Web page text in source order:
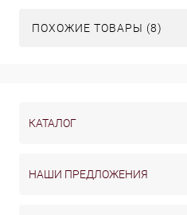
ПОХОЖИЕ ТОВАРЫ (8)
КАТАЛОГ
НАШИ ПРЕДЛОЖЕНИЯ